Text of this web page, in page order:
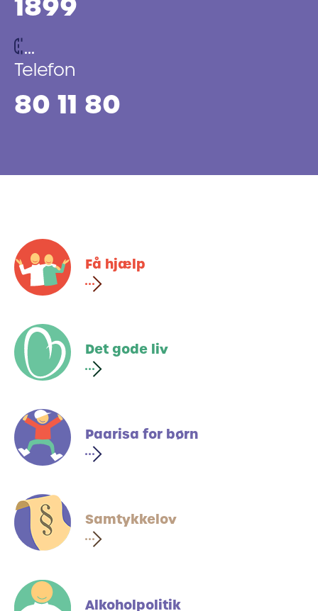
Telefon
80 11 80
Få hjælp
Det gode liv
Paarisa for børn
Samtykkelov
Alkoholpolitik